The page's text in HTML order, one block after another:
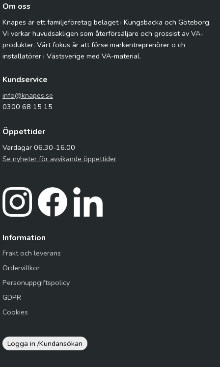
Om oss
Knapes är ett familjeföretag beläget i Kungsbacka och Göteborg.
Vi verkar huvudsakligen som återförsäljare och grossist av VA-
produkter. Vårt fokus är att förse markentreprenörer o ch
installatörer i Västsverige med VA-material.
Kundservice
info@knapes.se
0300 68 15 15
Öppettider
Vardagar 06.30-16.00
Se nyheter för avvikande öppettider
Information
Frakt och leverans
Ordervillkor
Personuppgiftspolicy
GDPR
Cookies
Logga in /Kundansökan